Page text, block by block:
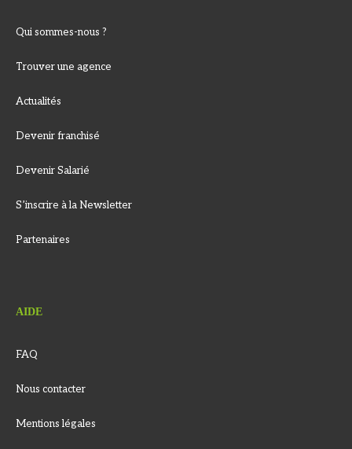
Qui sommes-nous ?
Trouver une agence
Actualités
Devenir franchisé
Devenir Salarié
S’inscrire à la Newsletter
Partenaires
AIDE
FAQ
Nous contacter
Mentions légales